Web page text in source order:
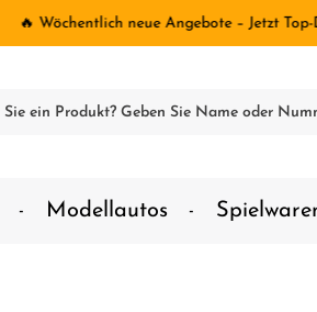
🔥 Wöchentlich neue Angebote – Jetzt
Modellautos